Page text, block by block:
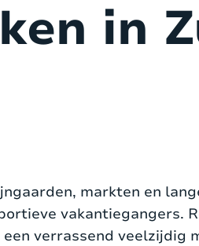
in
markten en
vakantiegangers.
verrassend veelzijdig